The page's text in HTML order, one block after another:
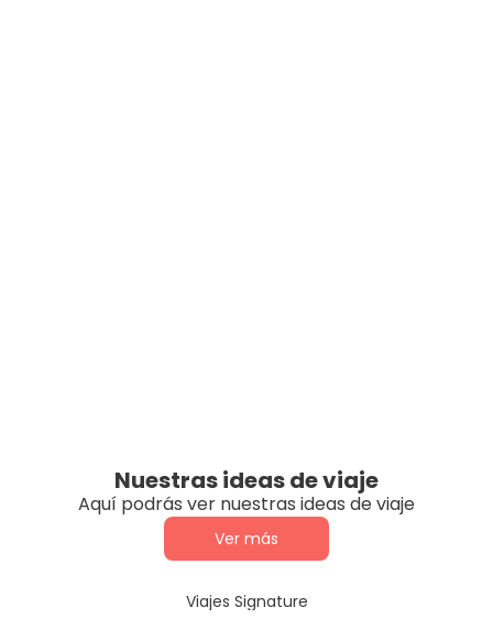
Nuestras ideas de viaje
Aquí podrás ver nuestras ideas de viaje
Ver más
Viajes Signature